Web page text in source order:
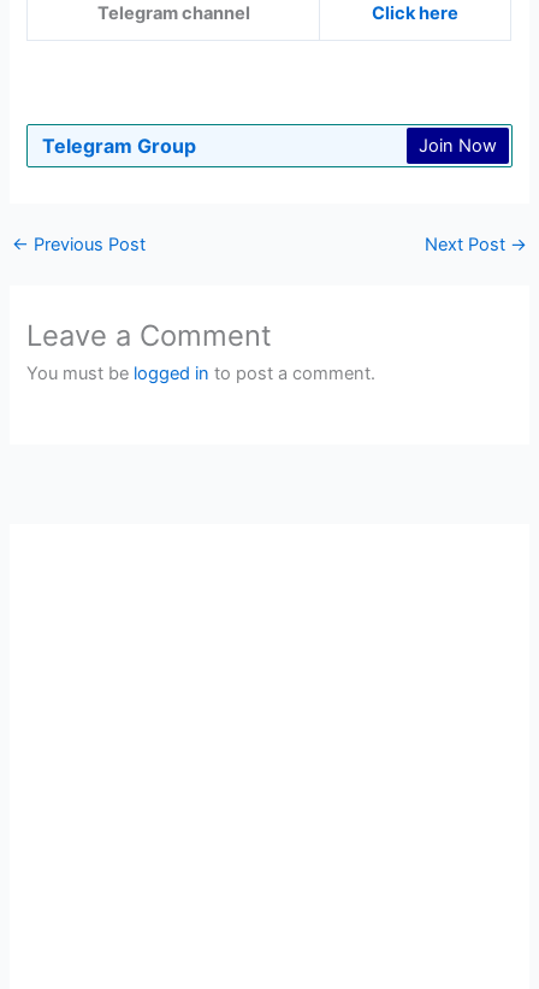
Telegram channel Click here
Telegram Group Join Now
← Previous Post Next Post →
Leave a Comment
You must be logged in to post a comment.